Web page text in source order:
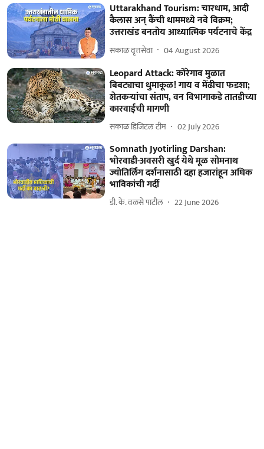
Uttarakhand Tourism: चारधाम, आदी
कैलास अन् कैंची धाममध्ये नवे विक्रम;
उत्तराखंड बनतोय आध्यात्मिक पर्यटनाचे केंद्र
सकाळ वृत्तसेवा 04 August 2026
Leopard Attack: कोरेगाव मुळात
बिबट्याचा धुमाकूळ! गाय व मेंढीचा फडशा;
शेतकऱ्यांचा संताप, वन विभागाकडे तातडीच्या
कारवाईची मागणी
सकाळ डिजिटल टीम 02 July 2026
Somnath Jyotirling Darshan:
भोरवाडी-अवसरी खुर्द येथे मूळ सोमनाथ
ज्योतिर्लिंग दर्शनासाठी दहा हजारांहून अधिक
भाविकांची गर्दी
डी. के. वळसे पाटील 22 June 2026